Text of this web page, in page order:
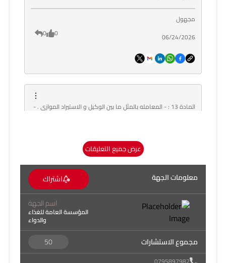
مجهول
06/24/2026
0
0
المادة 13 : - المعامله بالمثل ما بين الوكيل و الاستيراد الموازي . -
لإدخال البضائع للسوق المحلي . أن يتم الطلب من المستورد الموازي
مطلوب من الوكيل الرسمي . - إضافة متطلب لملحق رقم 3 يتضمن
تقديم موافقه من الشركه الصانعه على استيراد و تداول البضائع من
قبل الاستيراد الموازي . - إضافة بند يتضمن فحص المنتجات الواردة
من الاستيراد للموازي و التأكد من مطابقتها للمواصفة الأردنية و
مطابقتها للتركيبة التي تم تسجيلها . حيث أن تشابه اسم المنتج لا
يعني تشابه التركيبة .
مجهول
عرض جميع التعليقات
معلومات الجهة
اشتراك
اسم الجهة
المؤسسة العامة للغذاء
والدواء
مجموع الاستشارات 50